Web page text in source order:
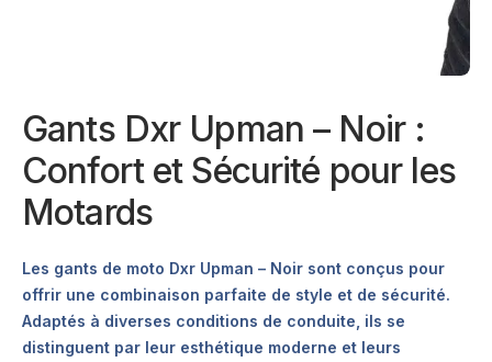
Gants Dxr Upman – Noir :
Confort et Sécurité pour les
Motards
Les gants de moto Dxr Upman – Noir sont conçus pour
offrir une combinaison parfaite de style et de sécurité.
Adaptés à diverses conditions de conduite, ils se
distinguent par leur esthétique moderne et leurs